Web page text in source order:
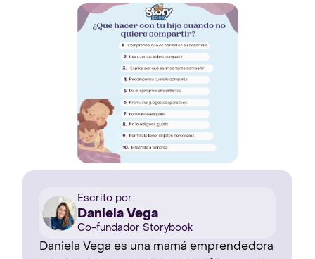
Escrito por:
Daniela Vega
Co-fundador Storybook
Daniela Vega es una mamá emprendedora